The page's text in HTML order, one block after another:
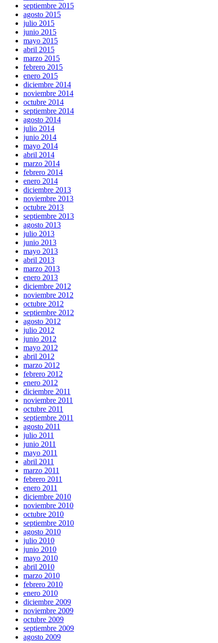
septiembre 2015
agosto 2015
julio 2015
junio 2015
mayo 2015
abril 2015
marzo 2015
febrero 2015
enero 2015
diciembre 2014
noviembre 2014
octubre 2014
septiembre 2014
agosto 2014
julio 2014
junio 2014
mayo 2014
abril 2014
marzo 2014
febrero 2014
enero 2014
diciembre 2013
noviembre 2013
octubre 2013
septiembre 2013
agosto 2013
julio 2013
junio 2013
mayo 2013
abril 2013
marzo 2013
enero 2013
diciembre 2012
noviembre 2012
octubre 2012
septiembre 2012
agosto 2012
julio 2012
junio 2012
mayo 2012
abril 2012
marzo 2012
febrero 2012
enero 2012
diciembre 2011
noviembre 2011
octubre 2011
septiembre 2011
agosto 2011
julio 2011
junio 2011
mayo 2011
abril 2011
marzo 2011
febrero 2011
enero 2011
diciembre 2010
noviembre 2010
octubre 2010
septiembre 2010
agosto 2010
julio 2010
junio 2010
mayo 2010
abril 2010
marzo 2010
febrero 2010
enero 2010
diciembre 2009
noviembre 2009
octubre 2009
septiembre 2009
agosto 2009